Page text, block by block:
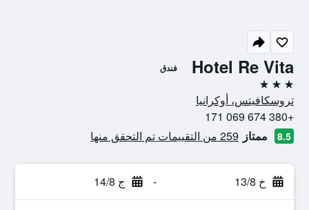
Hotel Re Vita فندق
3 نجوم
تروسكافيتس، أوكرانيا
+380 674 069 171
8.5 ممتاز 259 من التقييمات تم التحقق منها
خ 13/8 - ج 14/8